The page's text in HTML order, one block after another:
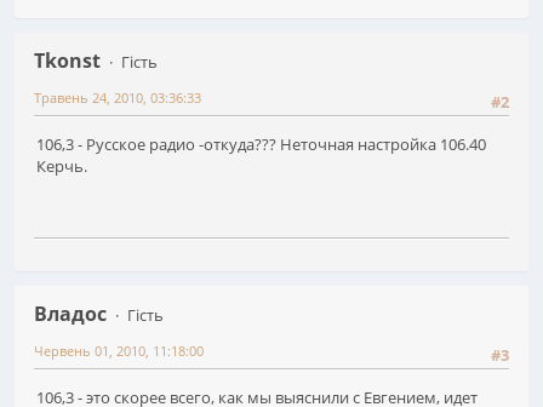
Tkonst
Гість
#2
Травень 24, 2010, 03:36:33
106,3 - Русское радио -откуда??? Неточная настройка 106.40
Керчь.
Владос
Гість
#3
Червень 01, 2010, 11:18:00
106,3 - это скорее всего, как мы выяснили с Евгением, идет